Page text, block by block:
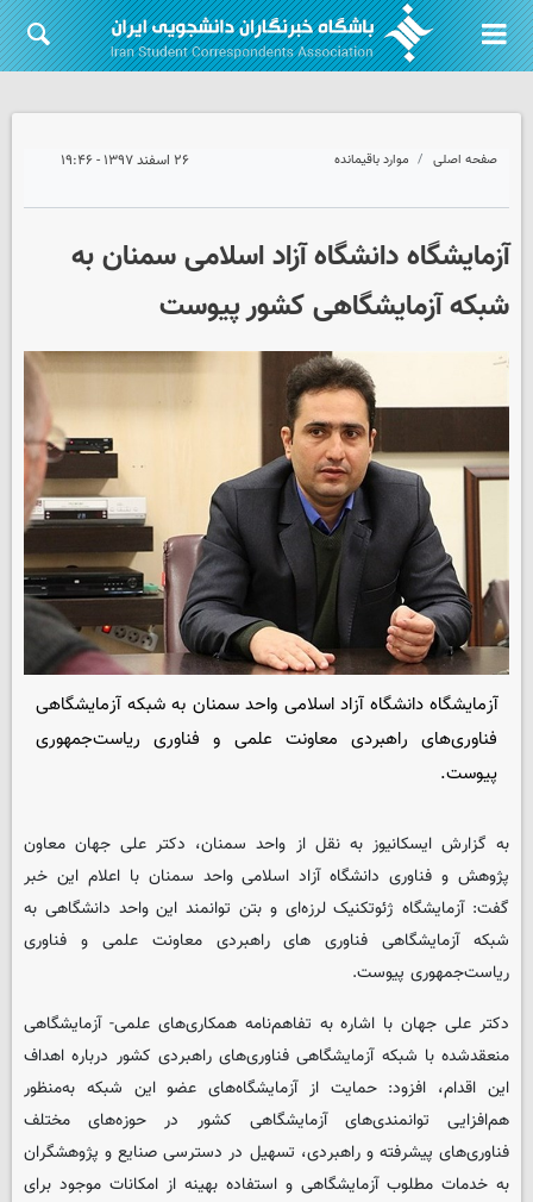
صفحه اصلی موارد باقیمانده ۲۶ اسفند ۱۳۹۷ - ۱۹:۴۶
آزمایشگاه دانشگاه آزاد اسلامی سمنان به
شبکه آزمایشگاهی کشور پیوست
آزمایشگاه دانشگاه آزاد اسلامی واحد سمنان به شبکه آزمایشگاهی
فناوری‌های راهبردی معاونت علمی و فناوری ریاست‌جمهوری
پیوست.
به گزارش ایسکانیوز به نقل از واحد سمنان، دکتر علی جهان معاون
پژوهش و فناوری دانشگاه آزاد اسلامی واحد سمنان با اعلام این خبر
گفت: آزمایشگاه ژئوتکنیک لرزه‌ای و بتن توانمند این واحد دانشگاهی به
شبکه آزمایشگاهی فناوری های راهبردی معاونت علمی و فناوری
ریاست‌جمهوری پیوست.
دکتر علی جهان با اشاره به تفاهم‌نامه همکاری‌های علمی- آزمایشگاهی
منعقدشده با شبکه آزمایشگاهی فناوری‌های راهبردی کشور درباره اهداف
این اقدام، افزود: حمایت از آزمایشگاه‌های عضو این شبکه به‌منظور
هم‌افزایی توانمندی‌های آزمایشگاهی کشور در حوزه‌های مختلف
فناوری‌های پیشرفته و راهبردی، تسهیل در دسترسی صنایع و پژوهشگران
به خدمات مطلوب آزمایشگاهی و استفاده بهینه از امکانات موجود برای